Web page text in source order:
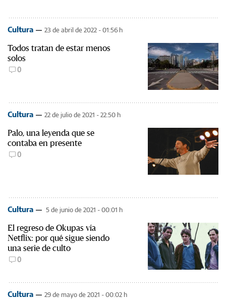
Cultura 23 de abril de 2022 - 01:56 h
Todos tratan de estar menos
solos
0
Cultura 22 de julio de 2021 - 22:50 h
Palo, una leyenda que se
contaba en presente
0
Cultura 5 de junio de 2021 - 00:01 h
El regreso de Okupas vía
Netflix: por qué sigue siendo
una serie de culto
0
Cultura 29 de mayo de 2021 - 00:02 h